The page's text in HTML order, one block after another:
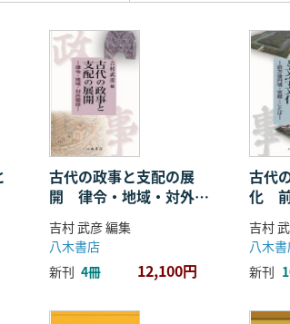
古代の政事と支配の展
開 律令・地域・対外関
係
吉村 武彦 編集
八木書店
新刊 4冊 12,100円
古代
化 前
ことば
吉村
八木
新刊